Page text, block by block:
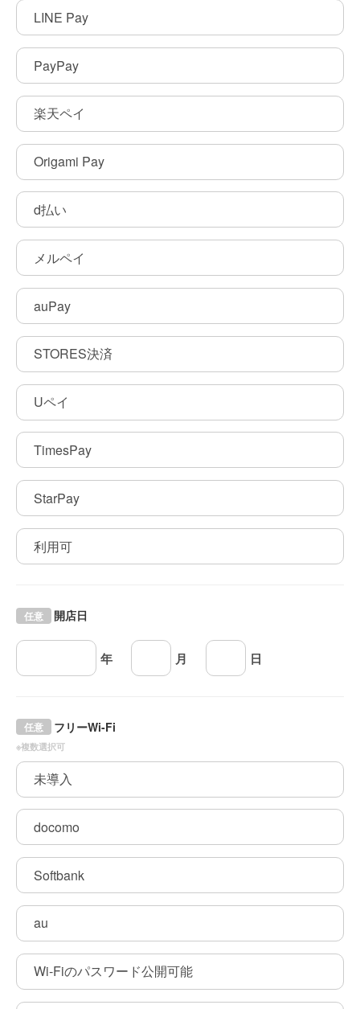
LINE Pay
PayPay
楽天ペイ
Origami Pay
d払い
メルペイ
auPay
STORES決済
Uペイ
TimesPay
StarPay
利用可
開店日
任意
年 月 日
フリーWi-Fi
任意
※複数選択可
未導入
docomo
Softbank
au
Wi-Fiのパスワード公開可能